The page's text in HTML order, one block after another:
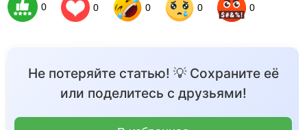
0 0 0 0 0
Не потеряйте статью! 💡 Сохраните её
или поделитесь с друзьями!